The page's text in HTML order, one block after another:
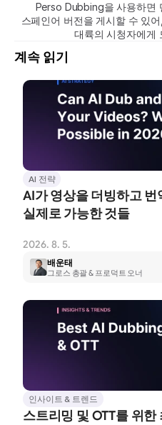
Perso Dubbing을 사용하면
스페인어 버전을 게시할 수 있
대륙의 시청자에게
계속 읽기
AI 전략
AI가 영상을 더빙하고
실제로 가능한 것들
2026. 8. 5.
배운태
그로스 총괄 & 프로덕트 오너
인사이트 & 트렌드
스트리밍 및 OTT를 위한